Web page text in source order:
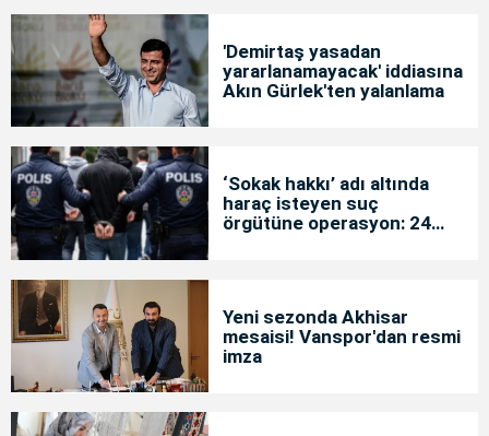
'Demirtaş yasadan
yararlanamayacak' iddiasına
Akın Gürlek'ten yalanlama
‘Sokak hakkı’ adı altında
haraç isteyen suç
örgütüne operasyon: 24
Yeni sezonda Akhisar
mesaisi! Vanspor'dan resmi
imza